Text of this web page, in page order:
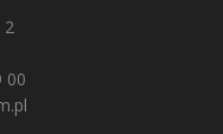
2
00